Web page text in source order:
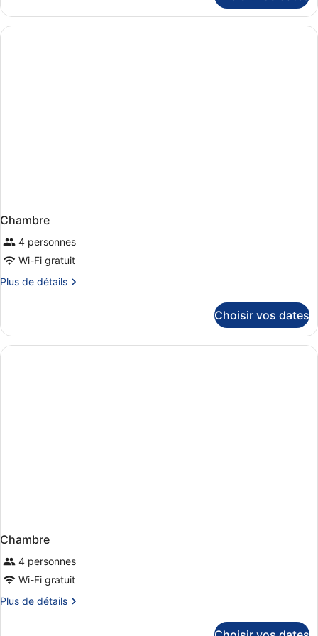
Classic
Double
le
type
de
Chambre
4 personnes
Wi-Fi gratuit
Plus de détails
Plus
le
type
de
Choisir vos dates
Chambre
4 personnes
Wi-Fi gratuit
Plus de détails
Plus